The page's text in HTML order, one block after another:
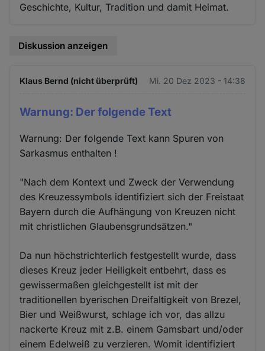
Geschichte, Kultur, Tradition und damit Heimat.
Diskussion anzeigen
Klaus Bernd (nicht überprüft) Mi. 20 Dez 2023 - 14:38
Warnung: Der folgende Text
Warnung: Der folgende Text kann Spuren von
Sarkasmus enthalten !
"Nach dem Kontext und Zweck der Verwendung
des Kreuzessymbols identifiziert sich der Freistaat
Bayern durch die Aufhängung von Kreuzen nicht
mit christlichen Glaubensgrundsätzen."
Da nun höchstrichterlich festgestellt wurde, dass
dieses Kreuz jeder Heiligkeit entbehrt, dass es
gewissermaßen gleichgestellt ist mit der
traditionellen byerischen Dreifaltigkeit von Brezel,
Bier und Weißwurst, schlage ich vor, das allzu
nackerte Kreuz mit z.B. einem Gamsbart und/oder
einem Edelweiß zu verzieren. Womit identifiziert